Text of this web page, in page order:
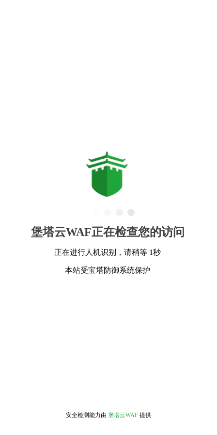
堡塔云WAF正在检查您的访问
正在进行人机识别，请稍等 1秒
本站受宝塔防御系统保护
安全检测能力由 堡塔云WAF 提供